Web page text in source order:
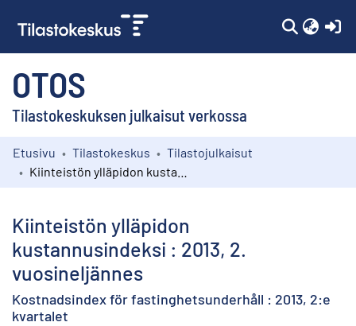
OTOS
Tilastokeskuksen julkaisut verkossa
Kokoelmat
Etusivu Tilastokeskus
Tilastojulkaisut
Kiinteistön ylläpidon
kustannusindeksi : 2013, 2.
vuosineljännes
Kostnadsindex för fastinghetsunderhåll : 2013, 2:e
kvartalet